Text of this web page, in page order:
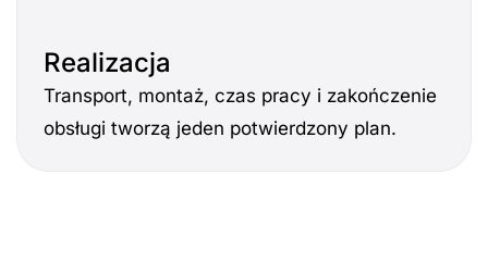
Realizacja
Transport, montaż, czas pracy i zakończenie
obsługi tworzą jeden potwierdzony plan.